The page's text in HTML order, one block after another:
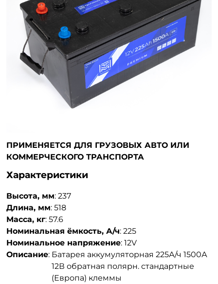
ПРИМЕНЯЕТСЯ ДЛЯ ГРУЗОВЫХ АВТО ИЛИ
КОММЕРЧЕСКОГО ТРАНСПОРТА
Характеристики
Высота, мм:237
Длина, мм:518
Масса, кг:57.6
Номинальная ёмкость, А/ч:225
Номинальное напряжение:12V
Описание: Батарея аккумуляторная 225А/ч 1500А
12В обратная полярн. стандартные
(Европа) клеммы